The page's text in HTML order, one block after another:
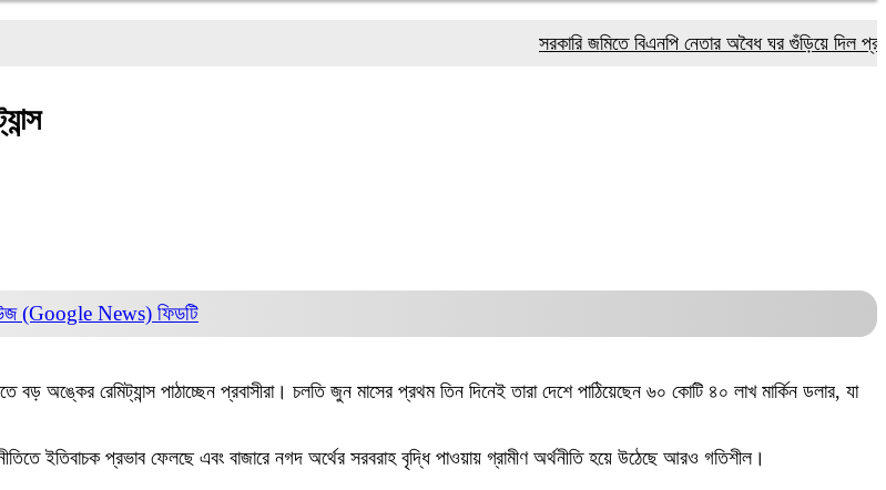
সরকারি জমিতে বিএনপি নেতার অবৈধ ঘর গুঁড়িয়ে দিল প্রশাসন
(Google News) ফিডটি
অঙ্কের রেমিট্যান্স পাঠাচ্ছেন প্রবাসীরা। চলতি জুন মাসের প্রথম তিন দিনেই তারা দেশে পাঠিয়েছেন ৬০ কোটি ৪০ লাখ মার্কিন ডলার, যা
ইতিবাচক প্রভাব ফেলছে এবং বাজারে নগদ অর্থের সরবরাহ বৃদ্ধি পাওয়ায় গ্রামীণ অর্থনীতি হয়ে উঠেছে আরও গতিশীল।